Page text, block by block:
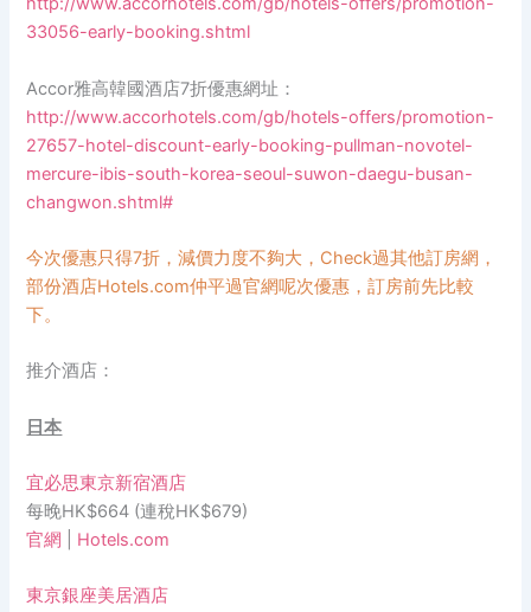
33056-early-booking.shtml
Accor雅高韓國酒店7折優惠網址：
http://www.accorhotels.com/gb/hotels-offers/promotion-
27657-hotel-discount-early-booking-pullman-novotel-
mercure-ibis-south-korea-seoul-suwon-daegu-busan-
changwon.shtml#
今次優惠只得7折，減價力度不夠大，Check過其他訂房網，
部份酒店Hotels.com仲平過官網呢次優惠，訂房前先比較
下。
推介酒店：
日本
宜必思東京新宿酒店
每晚HK$664 (連稅HK$679)
官網
Hotels.com
東京銀座美居酒店